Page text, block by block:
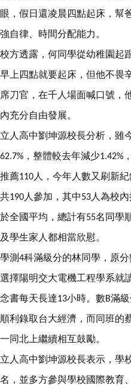
眼，假日還凌晨四點起床，幫
強自律、時間分配能力。
校方透露，何同學從幼稚園起
早上四點就要起床，但他不畏
席刀官，在千人場面喊口號，
內充分自由發展。
立人高中劉坤源校長分析，雖
62.7% ，整體較去年減少1.42%
推薦110人，今年人數又刷新
共190人參加，其中53人為校
於全國平均，總計有55名同學
及學生家人都相當欣慰。
學測4科滿級分的林同學，原
選擇陽明交大電機工程學系就
念書每天長達13小時。數B滿
順利錄取台大經濟，而同班的
一同北上繼續相互鼓勵。
立人高中劉坤源校長表示，學
名，並多方參與學校國際教育